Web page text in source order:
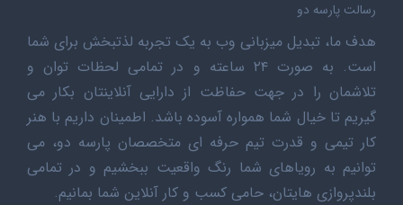
رسالت پارسه دو
هدف ما، تبدیل میزبانی وب به یک تجربه لذتبخش برای شما
است. به صورت ۲۴ ساعته و در تمامی لحظات توان و
تلاشمان را در جهت حفاظت از دارایی آنلاینتان بکار می
گیریم تا خیال شما همواره آسوده باشد. اطمینان داریم با هنر
کار تیمی و قدرت تیم حرفه ای متخصصان پارسه دو، می
توانیم به رویاهای شما رنگ واقعیت ببخشیم و در تمامی
بلندپروازی هایتان، حامی کسب و کار آنلاین شما بمانیم.